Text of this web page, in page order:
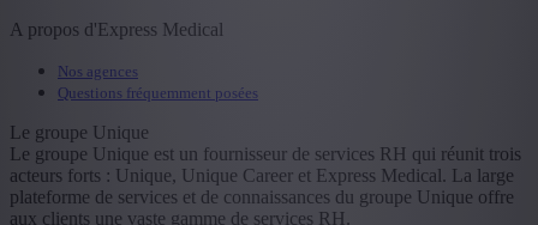
A propos d'Express Medical
Nos agences
Questions fréquemment posées
Le groupe Unique
Le groupe Unique est un fournisseur de services RH qui réunit trois
acteurs forts : Unique, Unique Career et Express Medical. La large
plateforme de services et de connaissances du groupe Unique offre
aux clients une vaste gamme de services RH.